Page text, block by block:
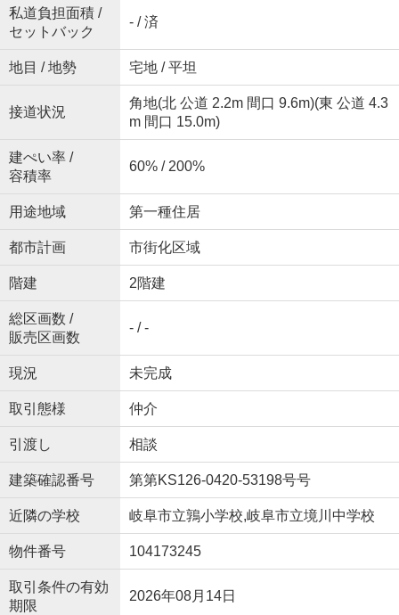
私道負担面積 /
セットバック
- / 済
地目 / 地勢 宅地 / 平坦
接道状況
角地(北 公道 2.2m 間口 9.6m)(東 公道 4.3
m 間口 15.0m)
建ぺい率 /
容積率
60% / 200%
用途地域 第一種住居
都市計画 市街化区域
階建 2階建
総区画数 /
販売区画数
- / -
現況 未完成
取引態様 仲介
引渡し 相談
建築確認番号 第第KS126-0420-53198号号
近隣の学校 岐阜市立鶉小学校,岐阜市立境川中学校
物件番号 104173245
取引条件の有効
期限
2026年08月14日